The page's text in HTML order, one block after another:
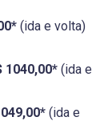
(ida e volta)
1040,00* (ida e
(ida e